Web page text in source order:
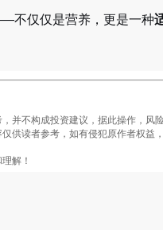
不仅仅是营养，更是一种
不构成投资建议，据此操作，风险
读者参考，如有侵犯原作者权益
解！